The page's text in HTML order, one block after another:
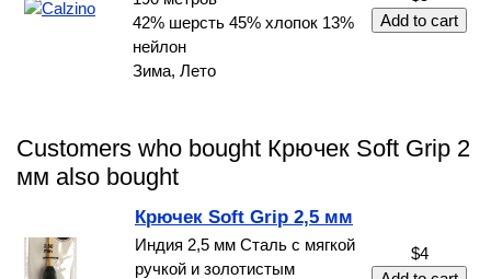
42% шерсть 45% хлопок 13%
нейлон
Зима, Лето
Customers who bought Крючек Soft Grip 2
мм also bought
Крючек Soft Grip 2,5 мм
Индия 2,5 мм Сталь с мягкой
ручкой и золотистым
$4